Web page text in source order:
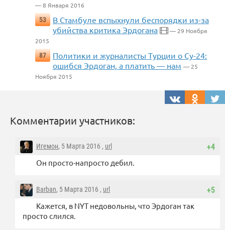
— 8 Января 2016
53
В Стамбуле вспыхнули беспорядки из-за
убийства критика Эрдогана
— 29 Ноября
2015
87
Политики и журналисты Турции о Су-24:
ошибся Эрдоган, а платить — нам — 25
Ноября 2015
Комментарии участников:
+4
Игемон, 5 Марта 2016 , url
Он просто-напросто дебил.
+5
Barban, 5 Марта 2016 , url
Кажется, в NYT недовольны, что Эрдоган так
просто слился.